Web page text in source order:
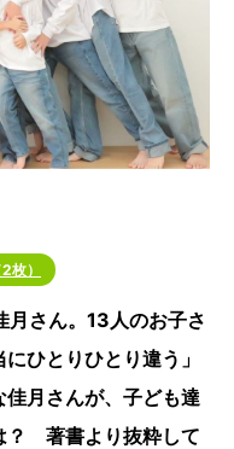
枚）
月さん。13人のお子さ
ひとりひとり違う」
月さんが、子ども達
？ 著書より抜粋して